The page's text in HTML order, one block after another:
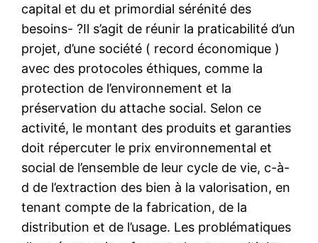
capital et du et primordial sérénité des
besoins- ?Il s’agit de réunir la praticabilité d’un
projet, d’une société ( record économique )
avec des protocoles éthiques, comme la
protection de l’environnement et la
préservation du attache social. Selon ce
activité, le montant des produits et garanties
doit répercuter le prix environnemental et
social de l’ensemble de leur cycle de vie, c-à-
d de l’extraction des bien à la valorisation, en
tenant compte de la fabrication, de la
distribution et de l’usage. Les problématiques